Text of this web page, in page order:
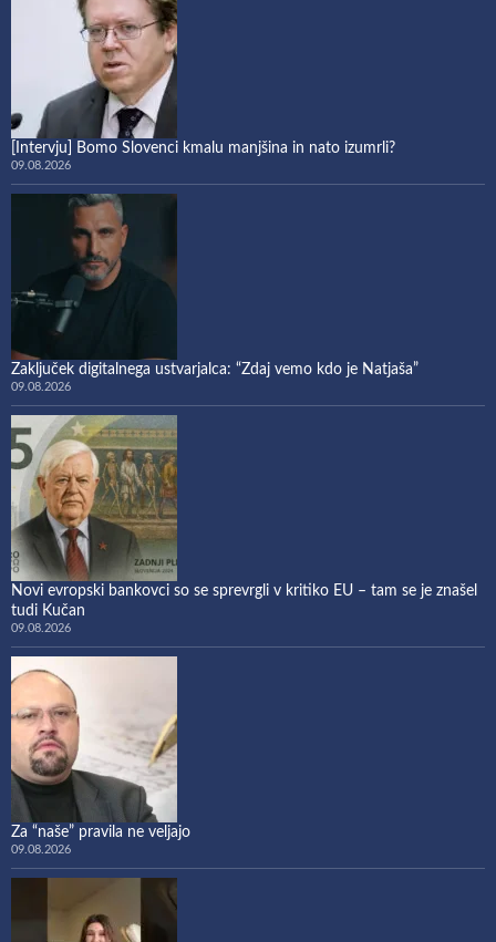
[Intervju] Bomo Slovenci kmalu manjšina in nato izumrli?
09.08.2026
Zaključek digitalnega ustvarjalca: “Zdaj vemo kdo je Natjaša”
09.08.2026
Novi evropski bankovci so se sprevrgli v kritiko EU – tam se je znašel
tudi Kučan
09.08.2026
Za “naše” pravila ne veljajo
09.08.2026